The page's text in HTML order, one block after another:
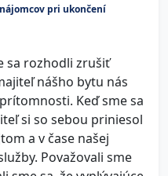
pri ukončení
sa rozhodli zrušiť
nášho bytu nás
Keď sme sa
si so sebou priniesol
a v čase našej
Považovali sme